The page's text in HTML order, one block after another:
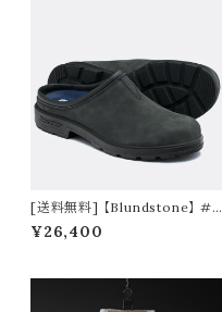
[送料無料] 【Blundstone】 #2
420 ORIGINALS CLOG rusti
c black
¥26,400